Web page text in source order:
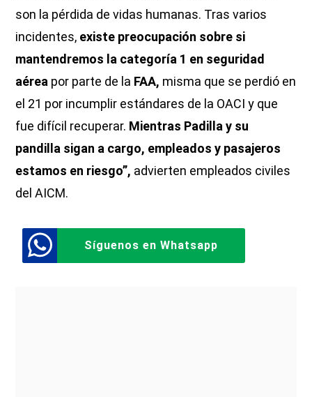
son la pérdida de vidas humanas. Tras varios
incidentes, existe preocupación sobre si
mantendremos la categoría 1 en seguridad
aérea por parte de la FAA, misma que se perdió en
el 21 por incumplir estándares de la OACI y que
fue difícil recuperar. Mientras Padilla y su
pandilla sigan a cargo, empleados y pasajeros
estamos en riesgo”, advierten empleados civiles
del AICM.
Síguenos en Whatsapp